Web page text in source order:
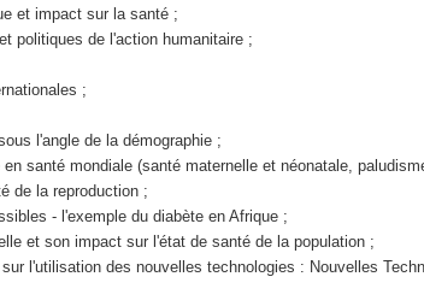
et impact sur la santé ;
politiques de l'action humanitaire ;
;
l'angle de la démographie ;
en santé mondiale (santé maternelle et néonatale,
de la reproduction ;
- l'exemple du diabète en Afrique ;
et son impact sur l'état de santé de la population ;
l'utilisation des nouvelles technologies : Nouvelles